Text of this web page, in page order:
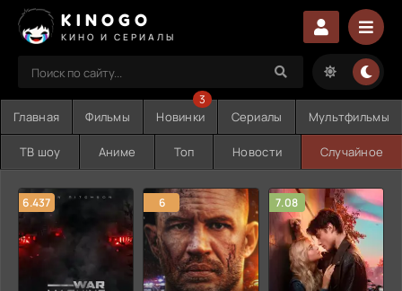
KINOGO
КИНО И СЕРИАЛЫ
Главная Фильмы Новинки
3
Сериалы Мультфильмы
ТВ шоу Аниме Топ Новости Случайное
6.437 6 7.08